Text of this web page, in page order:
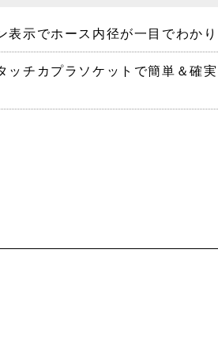
表示でホース内径が一目でわかり
ッチカプラソケットで簡単＆確